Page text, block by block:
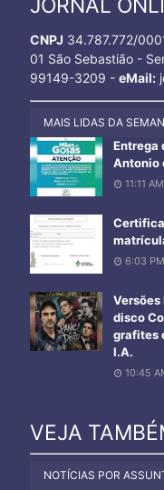
JORNAL
CNPJ 34.787.772/
01 São Sebastião -
99149-3209 - eMail:
MAIS LIDAS DA
Entrega
Antonio
11:11 AM
6:03 PM
Versões
disco
grafites
I.A.
10:45
VEJA
NOTÍCIAS POR